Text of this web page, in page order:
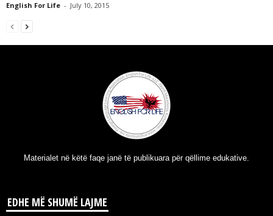
English For Life - July 10, 2015
Materialet në këtë faqe janë të publikuara për qëllime edukative.
EDHE MË SHUMË LAJME